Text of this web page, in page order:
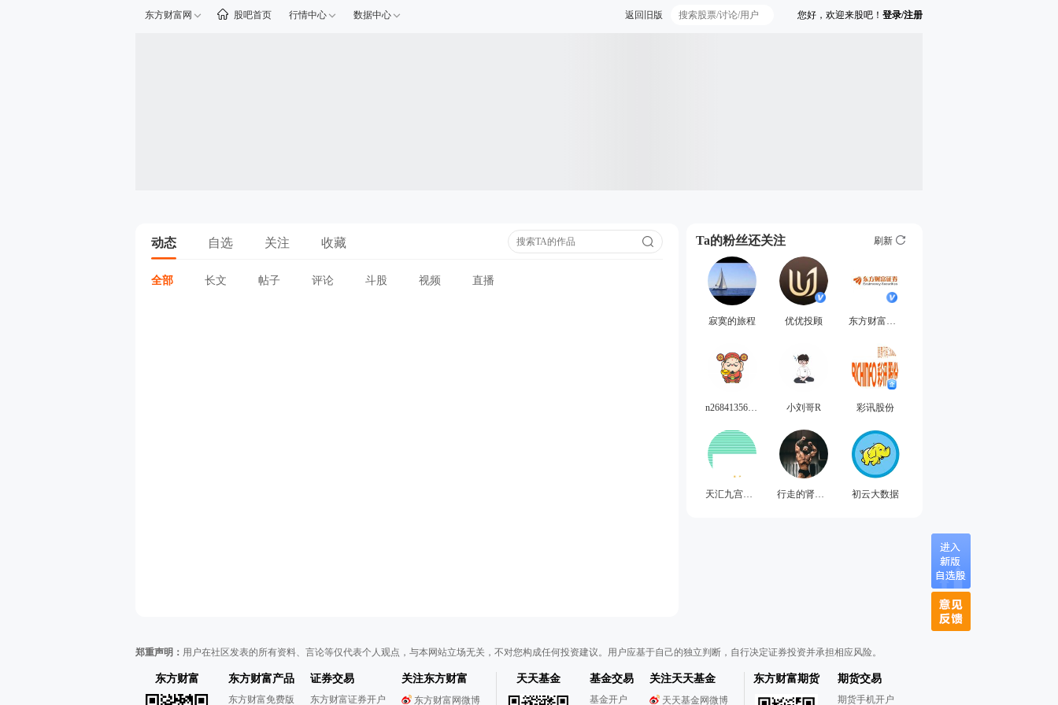
东方财富网 股吧首页 行情中心 数据中心 您好，欢迎来股吧！ 登录/注册
返回旧版
动态 自选 关注 收藏
全部 长文 帖子 评论 斗股 视频 直播
Ta的粉丝还关注 刷新
寂寞的旅程 优优投顾 东方财富证券
n2684135641176765093 小刘哥R 彩讯股份
天汇九宫守月无日 行走的肾上腺007 初云大数据
郑重声明： 用户在社区发表的所有资料、言论等仅代表个人观点，与本网站立场无关，不对您构成任何投资建议。用户应基于自己的独立判断，自行决定证券投资并承担相应风险。
东方财富 东方财富产品
东方财富免费版
证券交易
东方财富证券开户
关注东方财富
东方财富网微博
天天基金 基金交易
基金开户
关注天天基金
天天基金网微博
东方财富期货 期货交易
期货手机开户